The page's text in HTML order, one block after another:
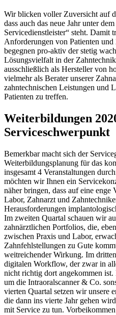
Wir blicken voller Zuversicht auf
dass auch das neue Jahr unter
Servicedienstleister“ steht. Damit
Anforderungen von Patienten
begegnen pro-aktiv der stetig
Lösungsvielfalt in der
ausschließlich als Hersteller von
vielmehr als Berater unserer
zahntechnischen Leistungen und
Patienten zu treffen.
Weiterbildungen
Serviceschwerpunkt
Bemerkbar macht sich der
Weiterbildungsplanung für das
insgesamt 4 Veranstaltungen
möchten wir Ihnen ein
näher bringen, dass auf eine enge
Labor, Zahnarzt und
Herausforderungen
Im zweiten Quartal schauen wir
zahnärztlichen Portfolios, die,
zwischen Praxis und Labor,
Zahnfehlstellungen zu Gute
weitreichender Wirkung. Im
digitalen Workflow, der zwar in
nicht richtig dort angekommen ist.
um die Intraoralscanner & Co.
vierten Quartal setzen wir unsere
die dann ins vierte Jahr gehen
mit Service zu tun.